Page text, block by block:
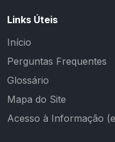
Links Úteis
Início
Perguntas Frequentes
Glossário
Mapa do Site
Acesso à Informação